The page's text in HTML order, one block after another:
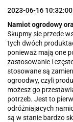
2023-06-16 10:32:00
Namiot ogrodowy
Skupmy sie przede
tych dwóch
ponieważ mają one
zastosowanie i
stosowane są
ogroodwy, czyli
możesz go
potrzeb. Jest to
odróżniajacych
są w stanie bardzo